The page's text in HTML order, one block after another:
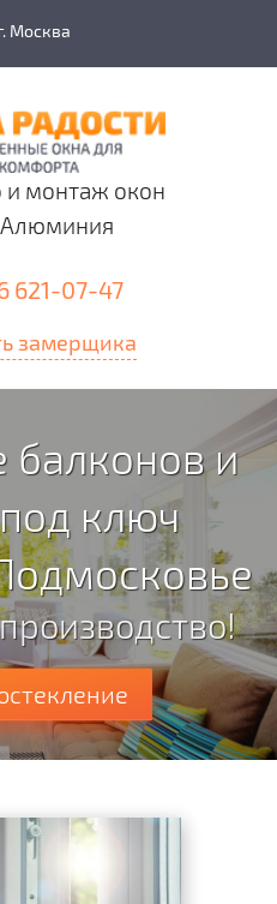
Москва
и монтаж окон
621-07-47
замерщика
балконов и
ключ